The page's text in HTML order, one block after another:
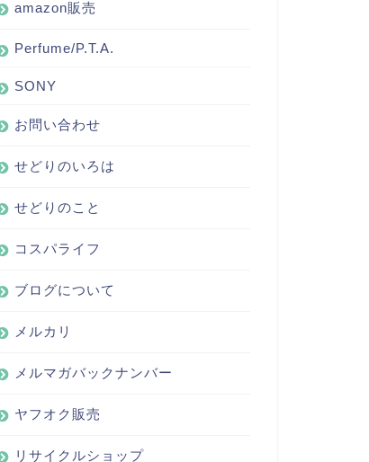
amazon販売
Perfume/P.T.A.
SONY
お問い合わせ
せどりのいろは
せどりのこと
コスパライフ
ブログについて
メルカリ
メルマガバックナンバー
ヤフオク販売
リサイクルショップ